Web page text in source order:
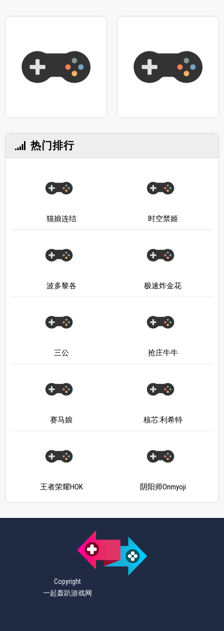
热门排行
猫娘连结 时空禁姬
波多黎各 极速炸金花
三公 抢庄牛牛
赛马娘 核芯:利希特
王者荣耀HOK 阴阳师Onmyoji
Copyright
一起轰趴游戏网